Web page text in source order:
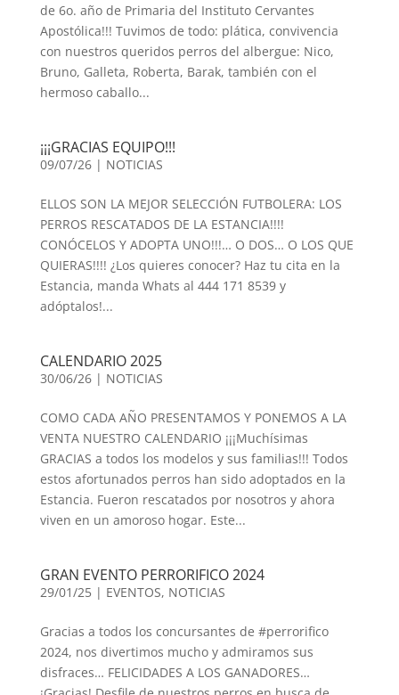
de 6o. año de Primaria del Instituto Cervantes
Apostólica!!! Tuvimos de todo: plática, convivencia
con nuestros queridos perros del albergue: Nico,
Bruno, Galleta, Roberta, Barak, también con el
hermoso caballo...
¡¡¡GRACIAS EQUIPO!!!
09/07/26| NOTICIAS
ELLOS SON LA MEJOR SELECCIÓN FUTBOLERA: LOS
PERROS RESCATADOS DE LA ESTANCIA!!!!
CONÓCELOS Y ADOPTA UNO!!!… O DOS… O LOS QUE
QUIERAS!!!! ¿Los quieres conocer? Haz tu cita en la
Estancia, manda Whats al 444 171 8539 y
adóptalos!...
CALENDARIO 2025
30/06/26| NOTICIAS
COMO CADA AÑO PRESENTAMOS Y PONEMOS A LA
VENTA NUESTRO CALENDARIO ¡¡¡Muchísimas
GRACIAS a todos los modelos y sus familias!!! Todos
estos afortunados perros han sido adoptados en la
Estancia. Fueron rescatados por nosotros y ahora
viven en un amoroso hogar. Este...
GRAN EVENTO PERRORIFICO 2024
29/01/25| EVENTOS, NOTICIAS
Gracias a todos los concursantes de #perrorifico
2024, nos divertimos mucho y admiramos sus
disfraces… FELICIDADES A LOS GANADORES…